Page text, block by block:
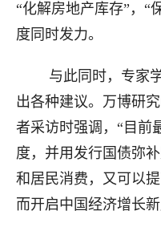
“化解房地产库存”，“
度同时发力。
与此同时，专家学
出各种建议。万博研
者采访时强调，“目前
度，并用发行国债弥
和居民消费，又可以
而开启中国经济增长